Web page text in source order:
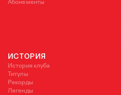
Абонементы
ИСТОРИЯ
История клуба
Титулы
Рекорды
Легенды